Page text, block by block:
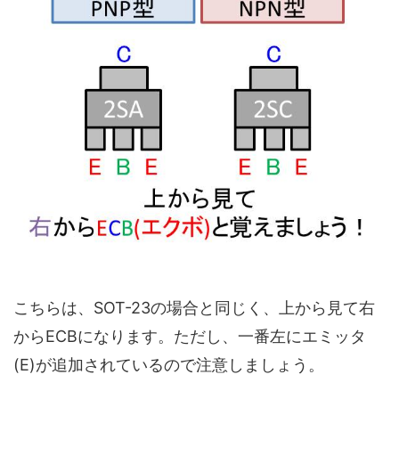
こちらは、SOT-23の場合と同じく、
上から見て右
からECBになります。 ただし、一番左にエミッタ
(E)が追加されているので注意しましょう。